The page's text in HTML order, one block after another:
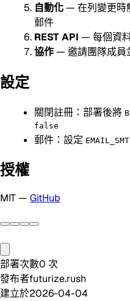
自動化— 在列變更時
郵件
REST API — 每個資
協作— 邀請團隊成員
設定
關閉註冊：部署後將
false
郵件：設定
授權
MIT — GitHub
部署次數0 次
發布者futurize.rush
建立於2026-04-04